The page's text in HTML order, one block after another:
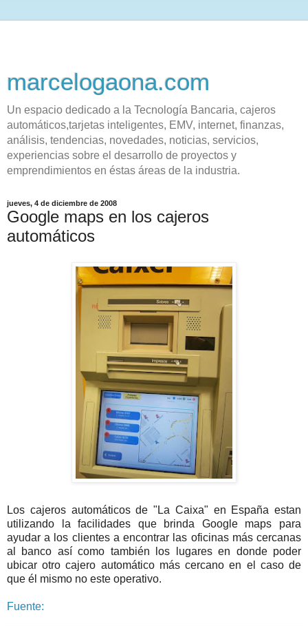
marcelogaona.com
Un espacio dedicado a la Tecnología Bancaria, cajeros
automáticos,tarjetas inteligentes, EMV, internet, finanzas,
análisis, tendencias, novedades, noticias, servicios,
experiencias sobre el desarrollo de proyectos y
emprendimientos en éstas áreas de la industria.
jueves, 4 de diciembre de 2008
Google maps en los cajeros
automáticos
Los cajeros automáticos de "La Caixa" en España estan
utilizando la facilidades que brinda Google maps para
ayudar a los clientes a encontrar las oficinas más cercanas
al banco así como también los lugares en donde poder
ubicar otro cajero automático más cercano en el caso de
que él mismo no este operativo.
Fuente: